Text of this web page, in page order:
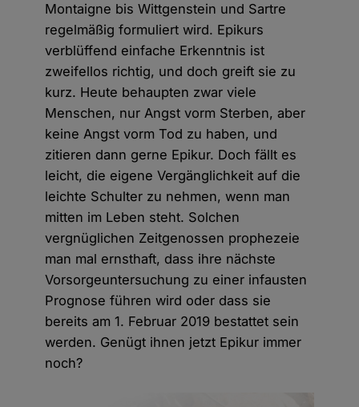
Montaigne bis Wittgenstein und Sartre
regelmäßig formuliert wird. Epikurs
verblüffend einfache Erkenntnis ist
zweifellos richtig, und doch greift sie zu
kurz. Heute behaupten zwar viele
Menschen, nur Angst vorm Sterben, aber
keine Angst vorm Tod zu haben, und
zitieren dann gerne Epikur. Doch fällt es
leicht, die eigene Vergänglichkeit auf die
leichte Schulter zu nehmen, wenn man
mitten im Leben steht. Solchen
vergnüglichen Zeitgenossen prophezeie
man mal ernsthaft, dass ihre nächste
Vorsorgeuntersuchung zu einer infausten
Prognose führen wird oder dass sie
bereits am 1. Februar 2019 bestattet sein
werden. Genügt ihnen jetzt Epikur immer
noch?